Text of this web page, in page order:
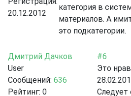
20.12.2012
категория в
материалов. А
это подкатегории.
Дмитрий Дачков
User
Сообщений: 636
Рейтинг: 0
#6
Это
Следует